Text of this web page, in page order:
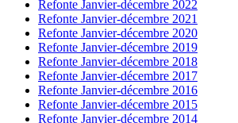
Refonte Janvier-décembre 2022
Refonte Janvier-décembre 2021
Refonte Janvier-décembre 2020
Refonte Janvier-décembre 2019
Refonte Janvier-décembre 2018
Refonte Janvier-décembre 2017
Refonte Janvier-décembre 2016
Refonte Janvier-décembre 2015
Refonte Janvier-décembre 2014